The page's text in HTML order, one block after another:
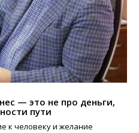
— это не про деньги,
пути
к человеку и желание